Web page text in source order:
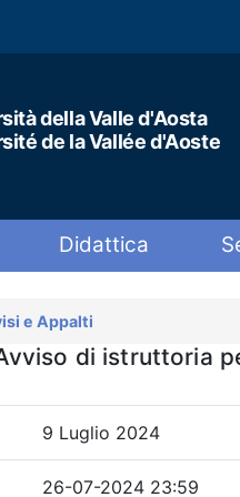
della Valle d'Aosta
de la Vallée d'Aoste
Didattica
e Appalti
di istruttoria
9 Luglio 2024
26-07-2024 23:59